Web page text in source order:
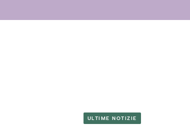
ULTIME NOTIZIE